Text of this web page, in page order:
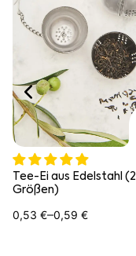
€
Tee-Ei aus Edelstahl (2
Größen)
0,53 €–0,59 €